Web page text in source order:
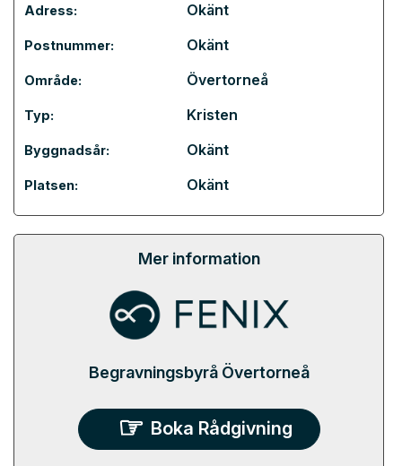
Adress: Okänt
Postnummer: Okänt
Område: Övertorneå
Typ: Kristen
Byggnadsår: Okänt
Platsen: Okänt
Mer information
Begravningsbyrå Övertorneå
Boka Rådgivning